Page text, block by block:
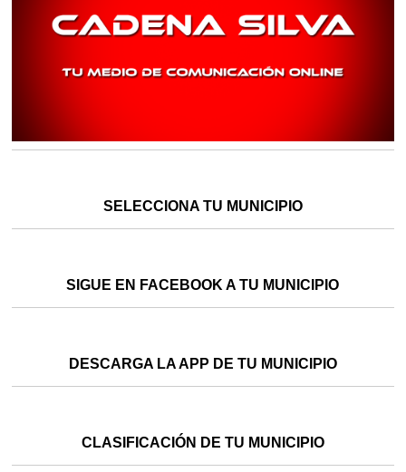
SELECCIONA TU MUNICIPIO
SIGUE EN FACEBOOK A TU MUNICIPIO
DESCARGA LA APP DE TU MUNICIPIO
CLASIFICACIÓN DE TU MUNICIPIO